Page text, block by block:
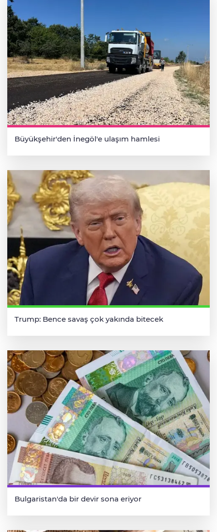
Büyükşehir'den İnegöl'e ulaşım hamlesi
Trump: Bence savaş çok yakında bitecek
Bulgaristan'da bir devir sona eriyor